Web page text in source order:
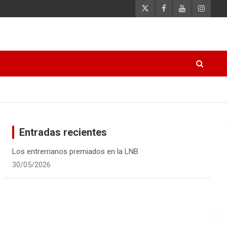
Entradas recientes
Los entrerrianos premiados en la LNB
30/05/2026